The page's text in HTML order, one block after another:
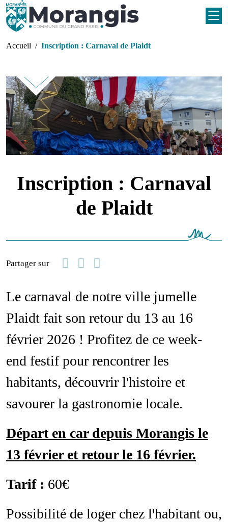
Aller au contenu principal
Fil d'Ariane
Accueil Inscription : Carnaval de Plaidt
Inscription : Carnaval
de Plaidt
Partager sur
FacebookLinkedin
Email
Le carnaval de notre ville jumelle
Plaidt fait son retour du 13 au 16
février 2026 ! Profitez de ce week-
end festif pour rencontrer les
habitants, découvrir l'histoire et
savourer la gastronomie locale.
Départ en car depuis Morangis le
13 février et retour le 16 février.
Tarif : 60€
Possibilité de loger chez l'habitant ou,